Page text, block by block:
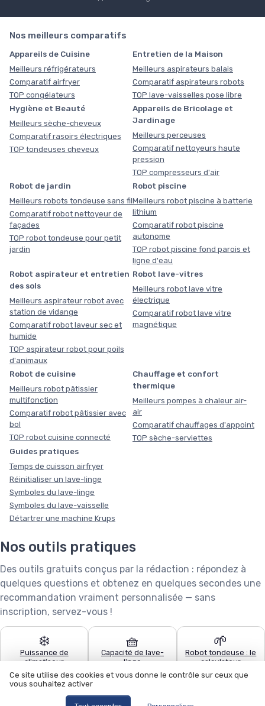
Nos meilleurs comparatifs
Appareils de Cuisine
Meilleurs réfrigérateurs
Comparatif airfryer
TOP congélateurs
Entretien de la Maison
Meilleurs aspirateurs balais
Comparatif aspirateurs robots
TOP lave-vaisselles pose libre
Hygiène et Beauté
Meilleurs sèche-cheveux
Comparatif rasoirs électriques
TOP tondeuses cheveux
Appareils de Bricolage et
Jardinage
Meilleurs perceuses
Comparatif nettoyeurs haute
pression
TOP compresseurs d'air
Robot de jardin
Meilleurs robots tondeuse sans fil
Comparatif robot nettoyeur de
façades
TOP robot tondeuse pour petit
jardin
Robot piscine
Meilleurs robot piscine à batterie
lithium
Comparatif robot piscine
autonome
TOP robot piscine fond parois et
ligne d'eau
Robot aspirateur et entretien
des sols
Meilleurs aspirateur robot avec
station de vidange
Comparatif robot laveur sec et
humide
TOP aspirateur robot pour poils
d'animaux
Robot lave-vitres
Meilleurs robot lave vitre
électrique
Comparatif robot lave vitre
magnétique
Robot de cuisine
Meilleurs robot pâtissier
multifonction
Comparatif robot pâtissier avec
bol
TOP robot cuisine connecté
Chauffage et confort
thermique
Meilleurs pompes à chaleur air-
air
Comparatif chauffages d'appoint
TOP sèche-serviettes
Guides pratiques
Temps de cuisson airfryer
Réinitialiser un lave-linge
Symboles du lave-linge
Symboles du lave-vaisselle
Détartrer une machine Krups
Nos outils pratiques
Des outils gratuits conçus par la rédaction : répondez à
quelques questions et obtenez en quelques secondes une
recommandation vraiment personnalisée — sans
inscription, servez-vous !
❄️
Puissance de
climatiseur
🧺
Capacité de lave-
linge
🌱
Robot tondeuse : le
calculateur
🧹
Ce site utilise des cookies et vous donne le contrôle sur ceux que
vous souhaitez activer